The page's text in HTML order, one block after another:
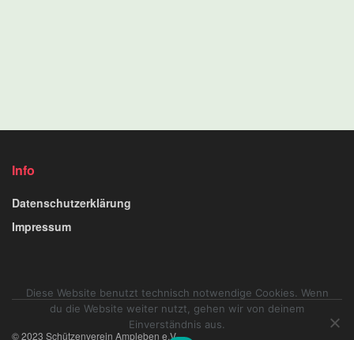
Info
Datenschutzerklärung
Impressum
© 2023 Schützenverein Ampleben e.V.
Diese Website benutzt technisch notwendige Cookies. Wenn
du die Website weiter nutzt, gehen wir von deinem
Einverständnis aus.